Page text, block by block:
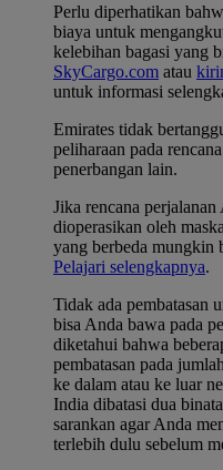
Perlu diperhatikan
biaya untuk
kelebihan bagasi yang
SkyCargo.com atau
untuk informasi
Emirates tidak
peliharaan pada
penerbangan lain.
Jika rencana
dioperasikan oleh
yang berbeda mungkin
Pelajari selengkapnya.
Tidak ada pembatasan
bisa Anda bawa pada
diketahui bahwa
pembatasan pada
ke dalam atau ke luar
India dibatasi dua
sarankan agar Anda
terlebih dulu sebelum